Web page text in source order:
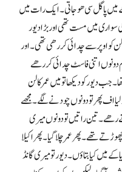
میں پاگل سی ھو جاتی۔ ایک رات میں
میں مست تھی اور بڑا دیور
لن کو اوپر سے چدائی کر رھی تھی۔ اور
دونوں اتنی فاسٹ چدائی کر رھے
دیور کو دیکھا تو میں عمر کا لن
اف پھر تو دونوں چودنے لگے۔ مجھے
رھے۔ تین راتیں تو دونوں میری
تھے۔ پھر عمر چلا گیا۔ پھر اکیلا
کے میں کیا بتاؤں۔ دیور تو میری گانڈ